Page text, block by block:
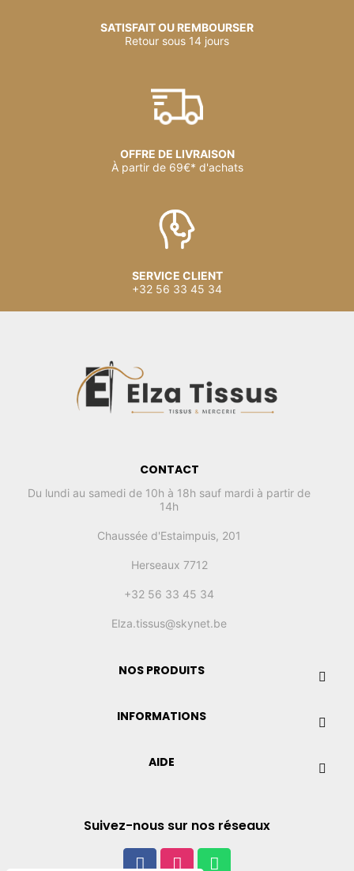
SATISFAIT OU REMBOURSER
Retour sous 14 jours
OFFRE DE LIVRAISON
À partir de 69€* d'achats
SERVICE CLIENT
+32 56 33 45 34
CONTACT
Du lundi au samedi de 10h à 18h sauf mardi à partir de
14h
Chaussée d'Estaimpuis, 201
Herseaux 7712
+32 56 33 45 34
Elza.tissus@skynet.be
NOS PRODUITS
INFORMATIONS
AIDE
Suivez-nous sur nos réseaux